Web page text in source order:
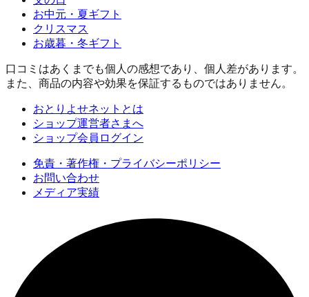
お中元・夏ギフト
クリスマス
お歳暮・冬ギフト
口コミはあくまでも個人の感想であり、個人差があります。
また、商品の内容や効果を保証するものではありません。
おとりよせネットとは
ショップ運営者さまへ
ショップ会員ログイン
免責・著作権・プライバシーポリシー
お問い合わせ
メディア実績